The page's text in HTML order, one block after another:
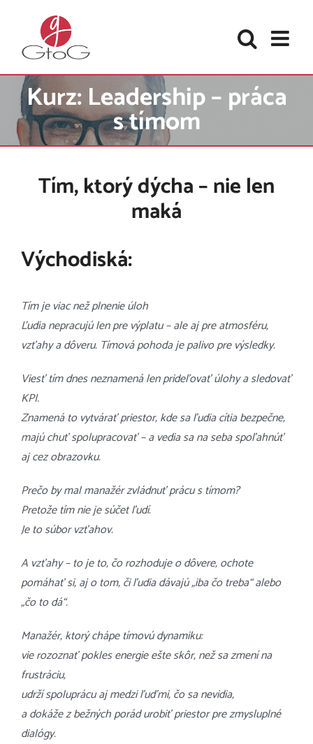
content
Kurz: Leadership – práca
s tímom
Tím, ktorý dýcha – nie len
maká
Východiská:
Tím je viac než plnenie úloh
Ľudia nepracujú len pre výplatu – ale aj pre atmosféru,
vzťahy a dôveru. Tímová pohoda je palivo pre výsledky.
Viesť tím dnes neznamená len prideľovať úlohy a sledovať
KPI.
Znamená to vytvárať priestor, kde sa ľudia cítia bezpečne,
majú chuť spolupracovať – a vedia sa na seba spoľahnúť
aj cez obrazovku.
Prečo by mal manažér zvládnuť prácu s tímom?
Pretože tím nie je súčet ľudí.
Je to súbor vzťahov.
A vzťahy – to je to, čo rozhoduje o dôvere, ochote
pomáhať si, aj o tom, či ľudia dávajú „iba čo treba“ alebo
„čo to dá“.
Manažér, ktorý chápe tímovú dynamiku:
vie rozoznať pokles energie ešte skôr, než sa zmení na
frustráciu,
udrží spoluprácu aj medzi ľuďmi, čo sa nevidia,
a dokáže z bežných porád urobiť priestor pre zmysluplné
dialógy.